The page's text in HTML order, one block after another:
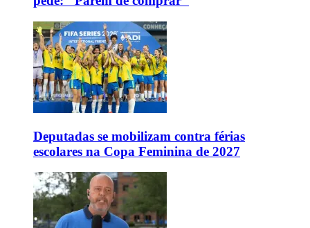
Deputadas se mobilizam contra férias
escolares na Copa Feminina de 2027